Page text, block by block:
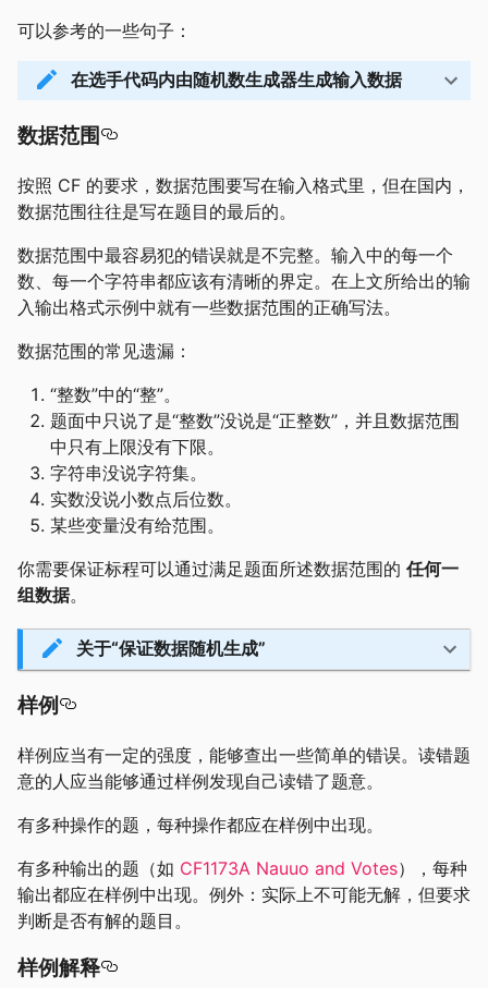
可以参考的一些句子：
在选手代码内由随机数生成器生成输入数据
数据范围
按照 CF 的要求，数据范围要写在输入格式里，但在国内，
数据范围往往是写在题目的最后的。
数据范围中最容易犯的错误就是不完整。输入中的每一个
数、每一个字符串都应该有清晰的界定。在上文所给出的输
入输出格式示例中就有一些数据范围的正确写法。
数据范围的常见遗漏：
“整数”中的“整”。
题面中只说了是“整数”没说是“正整数”，并且数据范围
中只有上限没有下限。
字符串没说字符集。
实数没说小数点后位数。
某些变量没有给范围。
你需要保证标程可以通过满足题面所述数据范围的 任何一
组数据。
关于“保证数据随机生成”
样例
样例应当有一定的强度，能够查出一些简单的错误。读错题
意的人应当能够通过样例发现自己读错了题意。
有多种操作的题，每种操作都应在样例中出现。
有多种输出的题（如 CF1173A Nauuo and Votes），每种
输出都应在样例中出现。例外：实际上不可能无解，但要求
判断是否有解的题目。
样例解释